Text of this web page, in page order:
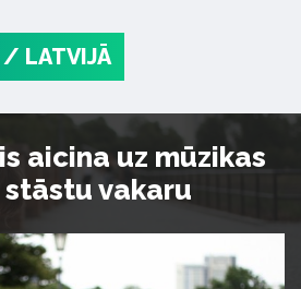
/ LATVIJĀ
aicina uz mūzikas
vakaru